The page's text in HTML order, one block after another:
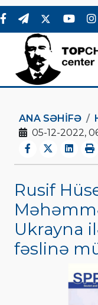
ANA SƏHIFƏ
05-12-2022,
Rusif
Ukrayna
fəslinə